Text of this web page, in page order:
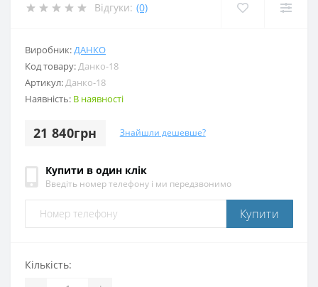
Відгуки: (0)
Виробник: ДАНКО
Код товару: Данко-18
Артикул: Данко-18
Наявність: В наявності
21 840грн Знайшли дешевше?
Купити в один клік
Введіть номер телефону і ми передзвонимо
Купити
Кількість: